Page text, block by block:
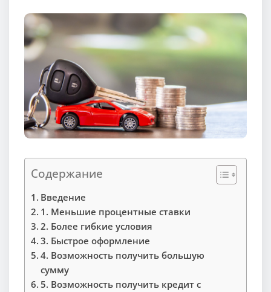
Содержание
Введение
1. Меньшие процентные ставки
2. Более гибкие условия
3. Быстрое оформление
4. Возможность получить большую
сумму
5. Возможность получить кредит с